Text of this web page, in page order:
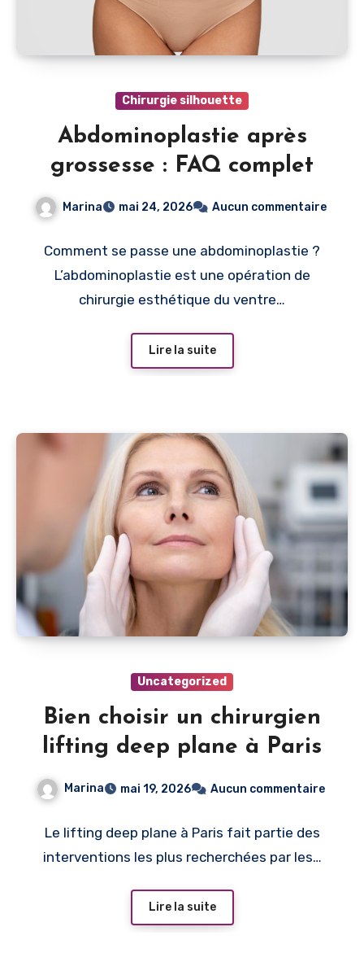
Chirurgie silhouette
Abdominoplastie après
grossesse : FAQ complet
Marina mai 24, 2026 Aucun commentaire
Comment se passe une abdominoplastie ?
L’abdominoplastie est une opération de
chirurgie esthétique du ventre…
Lire la suite
Uncategorized
Bien choisir un chirurgien
lifting deep plane à Paris
Marina mai 19, 2026 Aucun commentaire
Le lifting deep plane à Paris fait partie des
interventions les plus recherchées par les…
Lire la suite